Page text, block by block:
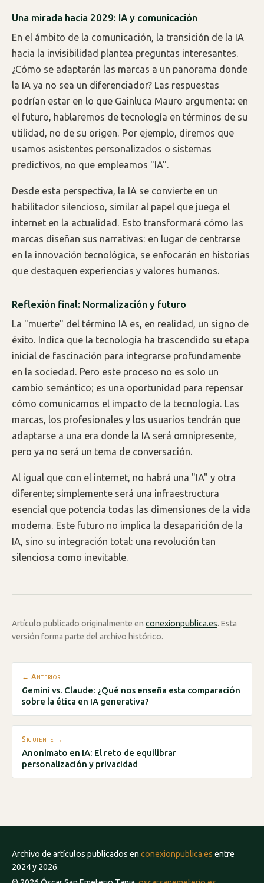
Una mirada hacia 2029: IA y comunicación
En el ámbito de la comunicación, la transición de la IA
hacia la invisibilidad plantea preguntas interesantes.
¿Cómo se adaptarán las marcas a un panorama donde
la IA ya no sea un diferenciador? Las respuestas
podrían estar en lo que Gainluca Mauro argumenta: en
el futuro, hablaremos de tecnología en términos de su
utilidad, no de su origen. Por ejemplo, diremos que
usamos asistentes personalizados o sistemas
predictivos, no que empleamos "IA".
Desde esta perspectiva, la IA se convierte en un
habilitador silencioso, similar al papel que juega el
internet en la actualidad. Esto transformará cómo las
marcas diseñan sus narrativas: en lugar de centrarse
en la innovación tecnológica, se enfocarán en historias
que destaquen experiencias y valores humanos.
Reflexión final: Normalización y futuro
La "muerte" del término IA es, en realidad, un signo de
éxito. Indica que la tecnología ha trascendido su etapa
inicial de fascinación para integrarse profundamente
en la sociedad. Pero este proceso no es solo un
cambio semántico; es una oportunidad para repensar
cómo comunicamos el impacto de la tecnología. Las
marcas, los profesionales y los usuarios tendrán que
adaptarse a una era donde la IA será omnipresente,
pero ya no será un tema de conversación.
Al igual que con el internet, no habrá una "IA" y otra
diferente; simplemente será una infraestructura
esencial que potencia todas las dimensiones de la vida
moderna. Este futuro no implica la desaparición de la
IA, sino su integración total: una revolución tan
silenciosa como inevitable.
Artículo publicado originalmente en conexionpublica.es. Esta
versión forma parte del archivo histórico.
← Anterior
Gemini vs. Claude: ¿Qué nos enseña esta comparación
sobre la ética en IA generativa?
Siguiente →
Anonimato en IA: El reto de equilibrar
personalización y privacidad
Archivo de artículos publicados en conexionpublica.es entre
2024 y 2026.